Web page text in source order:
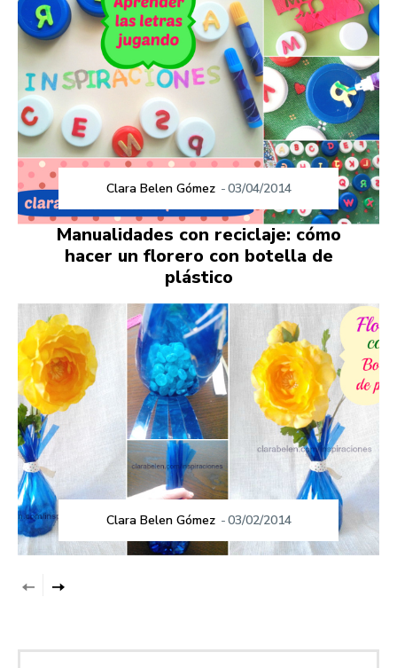
Clara Belen Gómez -03/04/2014
Manualidades con reciclaje: cómo
hacer un florero con botella de
plástico
Clara Belen Gómez -03/02/2014